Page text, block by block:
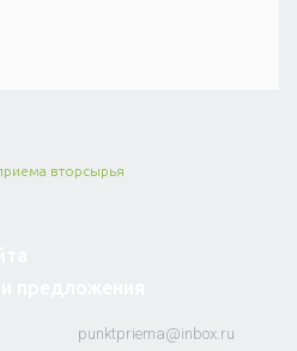
punktpriema@inbox.ru